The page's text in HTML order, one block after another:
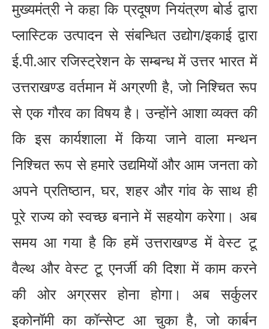
मुख्यमंत्री ने कहा कि प्रदूषण नियंत्रण बोर्ड द्वारा
प्लास्टिक उत्पादन से संबन्धित उद्योग/इकाई द्वारा
ई.पी.आर रजिस्ट्रेशन के सम्बन्ध में उत्तर भारत में
उत्तराखण्ड वर्तमान में अग्रणी है, जो निश्चित रूप
से एक गौरव का विषय है। उन्होंने आशा व्यक्त की
कि इस कार्यशाला में किया जाने वाला मन्थन
निश्चित रूप से हमारे उद्यमियों और आम जनता को
अपने प्रतिष्ठान, घर, शहर और गांव के साथ ही
पूरे राज्य को स्वच्छ बनाने में सहयोग करेगा। अब
समय आ गया है कि हमें उत्तराखण्ड में वेस्ट टू
वैल्थ और वेस्ट टू एनर्जी की दिशा में काम करने
की ओर अग्रसर होना होगा। अब सर्कुलर
इकोनॉमी का कॉन्सेप्ट आ चुका है, जो कार्बन